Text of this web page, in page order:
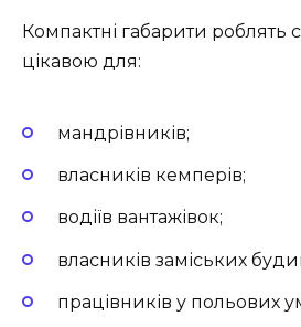
Компактні габарити роблять
цікавою для:
мандрівників;
власників кемперів;
водіїв вантажівок;
власників заміських
працівників у польових